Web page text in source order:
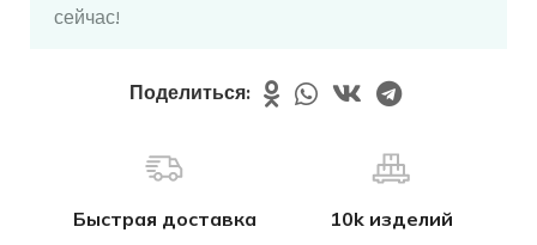
сейчас!
Поделиться:
Быстрая доставка 10k изделий